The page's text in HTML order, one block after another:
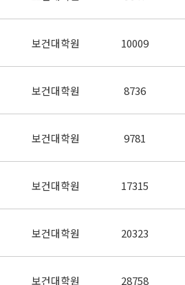
보건대학원 10009
보건대학원 8736
보건대학원 9781
보건대학원 17315
보건대학원 20323
보건대학원 28758